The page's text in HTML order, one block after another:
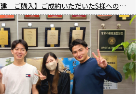
【横浜市泉区 新築戸建 ご購入】ご成約いただいたS様へのインタビュー